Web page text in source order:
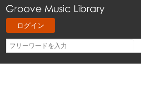
ログイン